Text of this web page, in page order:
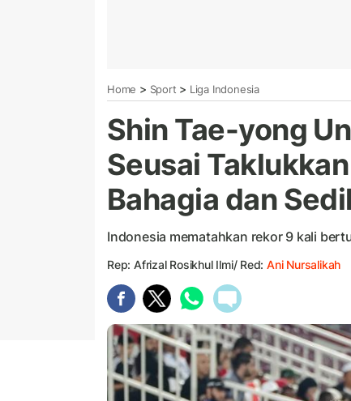
Home > Sport > Liga Indonesia
Shin Tae-yong
Seusai
Bahagia dan
Indonesia mematahkan rekor 9 kali
Rep: Afrizal Rosikhul Ilmi/ Red:Ani Nursalikah